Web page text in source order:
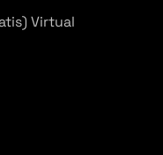
Virtual